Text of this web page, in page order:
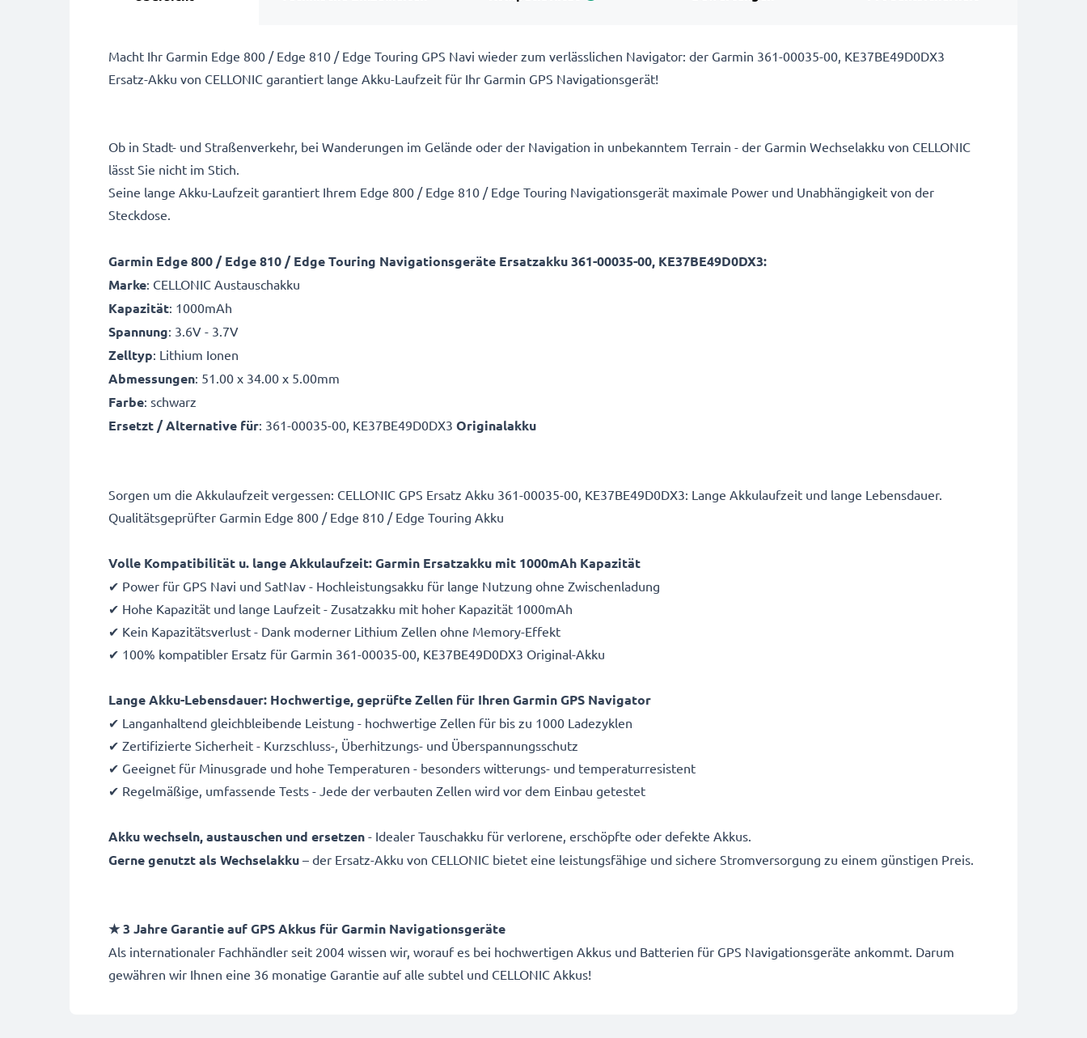
Macht Ihr Garmin Edge 800 / Edge 810 / Edge Touring GPS Navi wieder zum verlässlichen Navigator: der Garmin 361-00035-00, KE37BE49D0DX3
Ersatz-Akku von CELLONIC garantiert lange Akku-Laufzeit für Ihr Garmin GPS Navigationsgerät!
Ob in Stadt- und Straßenverkehr, bei Wanderungen im Gelände oder der Navigation in unbekanntem Terrain - der Garmin Wechselakku von CELLONIC
lässt Sie nicht im Stich.
Seine lange Akku-Laufzeit garantiert Ihrem Edge 800 / Edge 810 / Edge Touring Navigationsgerät maximale Power und Unabhängigkeit von der
Steckdose.
Garmin Edge 800 / Edge 810 / Edge Touring Navigationsgeräte Ersatzakku 361-00035-00, KE37BE49D0DX3:
Marke: CELLONIC Austauschakku
Kapazität: 1000mAh
Spannung: 3.6V - 3.7V
Zelltyp: Lithium Ionen
Abmessungen: 51.00 x 34.00 x 5.00mm
Farbe: schwarz
Ersetzt / Alternative für: 361-00035-00, KE37BE49D0DX3 Originalakku
Sorgen um die Akkulaufzeit vergessen: CELLONIC GPS Ersatz Akku 361-00035-00, KE37BE49D0DX3: Lange Akkulaufzeit und lange Lebensdauer.
Qualitätsgeprüfter Garmin Edge 800 / Edge 810 / Edge Touring Akku
Volle Kompatibilität u. lange Akkulaufzeit: Garmin Ersatzakku mit 1000mAh Kapazität
✔ Power für GPS Navi und SatNav - Hochleistungsakku für lange Nutzung ohne Zwischenladung
✔ Hohe Kapazität und lange Laufzeit - Zusatzakku mit hoher Kapazität 1000mAh
✔ Kein Kapazitätsverlust - Dank moderner Lithium Zellen ohne Memory-Effekt
✔ 100% kompatibler Ersatz für Garmin 361-00035-00, KE37BE49D0DX3 Original-Akku
Lange Akku-Lebensdauer: Hochwertige, geprüfte Zellen für Ihren Garmin GPS Navigator
✔ Langanhaltend gleichbleibende Leistung - hochwertige Zellen für bis zu 1000 Ladezyklen
✔ Zertifizierte Sicherheit - Kurzschluss-, Überhitzungs- und Überspannungsschutz
✔ Geeignet für Minusgrade und hohe Temperaturen - besonders witterungs- und temperaturresistent
✔ Regelmäßige, umfassende Tests - Jede der verbauten Zellen wird vor dem Einbau getestet
Akku wechseln, austauschen und ersetzen - Idealer Tauschakku für verlorene, erschöpfte oder defekte Akkus.
Gerne genutzt als Wechselakku – der Ersatz-Akku von CELLONIC bietet eine leistungsfähige und sichere Stromversorgung zu einem günstigen Preis.
★ 3 Jahre Garantie auf GPS Akkus fürGarmin Navigationsgeräte
Als internationaler Fachhändler seit 2004 wissen wir, worauf es bei hochwertigen Akkus und Batterien für GPS Navigationsgeräte ankommt. Darum
gewähren wir Ihnen eine 36 monatige Garantie auf alle subtel und CELLONIC Akkus!